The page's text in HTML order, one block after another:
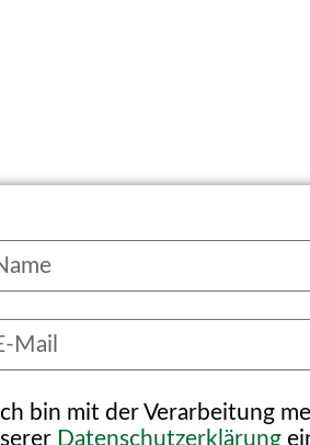
Ich bin mit der Verarbeitung
Datenschutzerklärung